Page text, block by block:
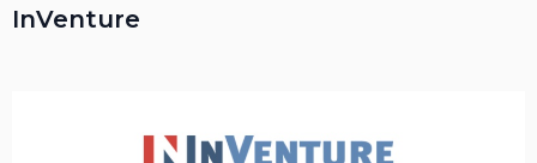
InVenture